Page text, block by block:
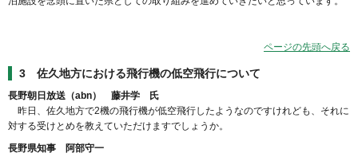
ページの先頭へ戻る
3 佐久地方における飛行機の低空飛行について
長野朝日放送（abn） 藤井学 氏
昨日、佐久地方で2機の飛行機が低空飛行したようなのですけれども、それに
対する受けとめを教えていただけますでしょうか。
長野県知事 阿部守一